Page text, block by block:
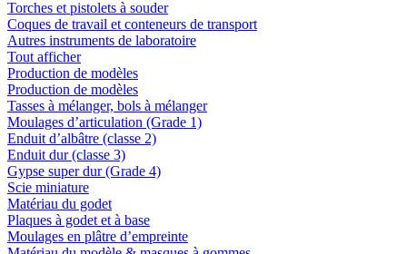
Torches et pistolets à souder
Coques de travail et conteneurs de transport
Autres instruments de laboratoire
Tout afficher
Production de modèles
Production de modèles
Tasses à mélanger, bols à mélanger
Moulages d’articulation (Grade 1)
Enduit d’albâtre (classe 2)
Enduit dur (classe 3)
Gypse super dur (Grade 4)
Scie miniature
Matériau du godet
Plaques à godet et à base
Moulages en plâtre d’empreinte